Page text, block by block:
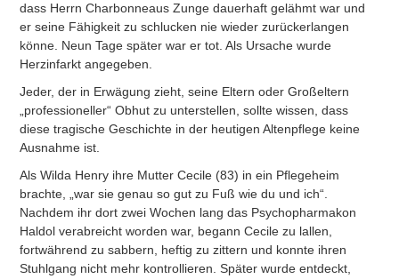
dass Herrn Charbonneaus Zunge dauerhaft gelähmt war und
er seine Fähigkeit zu schlucken nie wieder zurückerlangen
könne. Neun Tage später war er tot. Als Ursache wurde
Herzinfarkt angegeben.
Jeder, der in Erwägung zieht, seine Eltern oder Großeltern
„professioneller“ Obhut zu unterstellen, sollte wissen, dass
diese tragische Geschichte in der heutigen Altenpflege keine
Ausnahme ist.
Als Wilda Henry ihre Mutter Cecile (83) in ein Pflegeheim
brachte, „war sie genau so gut zu Fuß wie du und ich“.
Nachdem ihr dort zwei Wochen lang das Psychopharmakon
Haldol verabreicht worden war, begann Cecile zu lallen,
fortwährend zu sabbern, heftig zu zittern und konnte ihren
Stuhlgang nicht mehr kontrollieren. Später wurde entdeckt,